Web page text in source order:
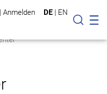
| Anmelden DE | EN
Suche